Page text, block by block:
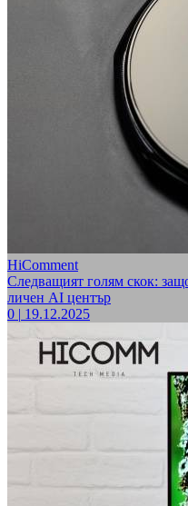
HiComment
Следващият голям скок:
личен AI център
0 | 19.12.2025